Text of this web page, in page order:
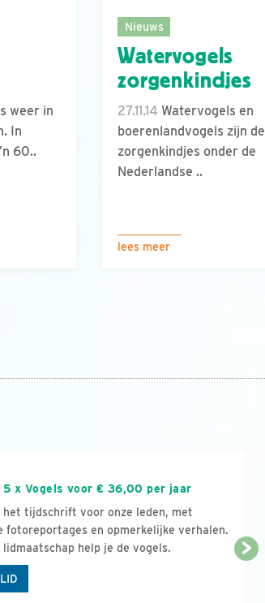
weer in
In
60..
Nieuws
Watervogels
zorgenkindjes
27.11.14 Watervogels en
boerenlandvogels zijn de
zorgenkindjes onder de
Nederlandse ..
lees meer
5 x Vogels voor € 36,00 per jaar
het tijdschrift voor onze leden, met
fotoreportages en opmerkelijke verhalen.
lidmaatschap help je de vogels.